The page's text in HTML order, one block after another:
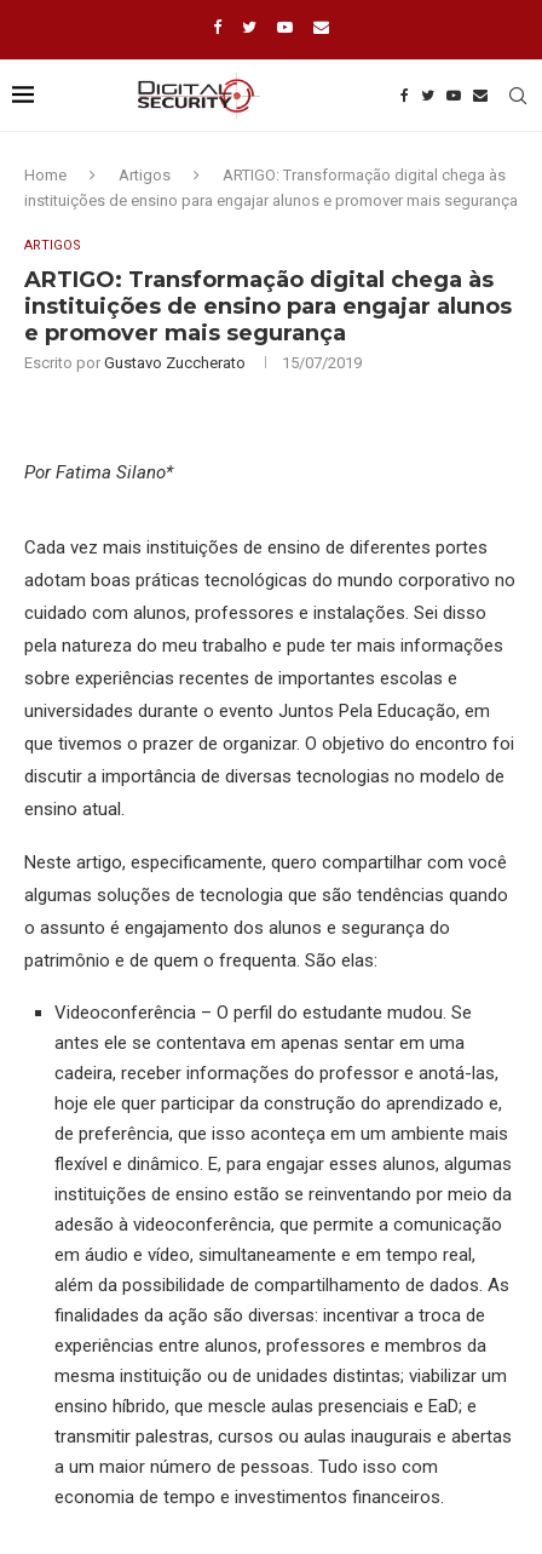
Home Artigos
ARTIGO: Transformação digital chega às
instituições de ensino para engajar alunos e promover mais segurança
ARTIGOS
ARTIGO: Transformação digital chega às
instituições de ensino para engajar alunos
e promover mais segurança
Escrito por Gustavo Zuccherato 15/07/2019
Por Fatima Silano*
Cada vez mais instituições de ensino de diferentes portes
adotam boas práticas tecnológicas do mundo corporativo no
cuidado com alunos, professores e instalações. Sei disso
pela natureza do meu trabalho e pude ter mais informações
sobre experiências recentes de importantes escolas e
universidades durante o evento Juntos Pela Educação, em
que tivemos o prazer de organizar. O objetivo do encontro foi
discutir a importância de diversas tecnologias no modelo de
ensino atual.
Neste artigo, especificamente, quero compartilhar com você
algumas soluções de tecnologia que são tendências quando
o assunto é engajamento dos alunos e segurança do
patrimônio e de quem o frequenta. São elas:
Videoconferência – O perfil do estudante mudou. Se
antes ele se contentava em apenas sentar em uma
cadeira, receber informações do professor e anotá-las,
hoje ele quer participar da construção do aprendizado e,
de preferência, que isso aconteça em um ambiente mais
flexível e dinâmico. E, para engajar esses alunos, algumas
instituições de ensino estão se reinventando por meio da
adesão à videoconferência, que permite a comunicação
em áudio e vídeo, simultaneamente e em tempo real,
além da possibilidade de compartilhamento de dados. As
finalidades da ação são diversas: incentivar a troca de
experiências entre alunos, professores e membros da
mesma instituição ou de unidades distintas; viabilizar um
ensino híbrido, que mescle aulas presenciais e EaD; e
transmitir palestras, cursos ou aulas inaugurais e abertas
a um maior número de pessoas. Tudo isso com
economia de tempo e investimentos financeiros.